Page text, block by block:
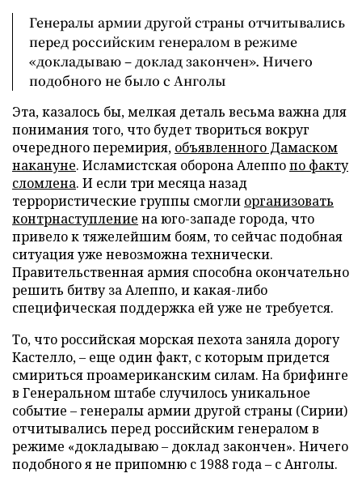
Генералы армии другой страны отчитывались
перед российским генералом в режиме
«докладываю – доклад закончен». Ничего
подобного не было с Анголы
Эта, казалось бы, мелкая деталь весьма важна для
понимания того, что будет твориться вокруг
очередного перемирия, объявленного Дамаском
накануне. Исламистская оборона Алеппопо факту
сломлена. И если три месяца назад
террористические группы смогли организовать
контрнаступление на юго-западе города, что
привело к тяжелейшим боям, то сейчас подобная
ситуация уже невозможна технически.
Правительственная армия способна окончательно
решить битву за Алеппо, и какая-либо
специфическая поддержка ей уже не требуется.
То, что российская морская пехота заняла дорогу
Кастелло, – еще один факт, с которым придется
смириться проамериканским силам. На брифинге
в Генеральном штабе случилось уникальное
событие – генералы армии другой страны (Сирии)
отчитывались перед российским генералом в
режиме «докладываю – доклад закончен». Ничего
подобного я не припомню с 1988 года – с Анголы.